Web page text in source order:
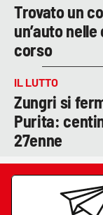
Trovato un
un’auto
corso
IL LUTTO
Zungri si
Purita:
27enne